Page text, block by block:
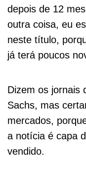
depois de 12
outra coisa, eu
neste título,
já terá poucos
Dizem os jornais
Sachs, mas
mercados,
a notícia é capa
vendido.